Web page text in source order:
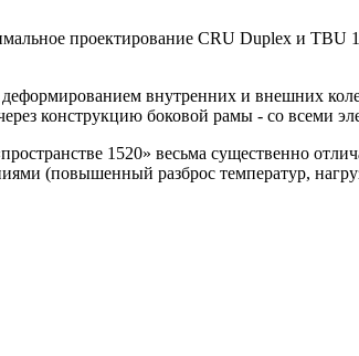
проектирование CRU Duplex и
внутренних и внешних
конструкцию боковой рамы - со всеми
1520» весьма существенно
(повышенный разброс температур,